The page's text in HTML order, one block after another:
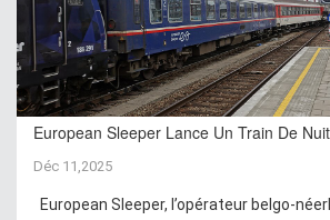
European Sleeper Lance Un Train De
Déc 11,2025
European Sleeper, l’opérateur belgo-